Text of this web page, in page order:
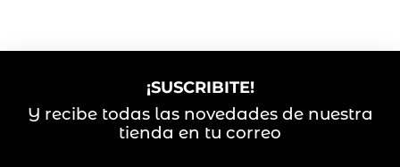
¡SUSCRIBITE!
Y recibe todas las novedades de nuestra
tienda en tu correo